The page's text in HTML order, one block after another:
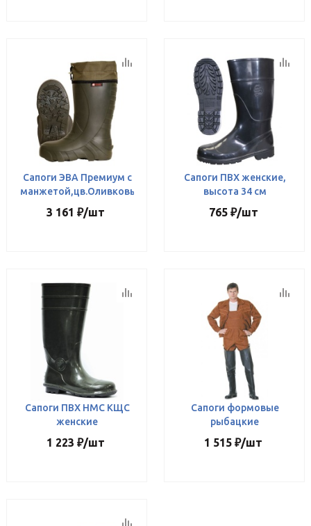
Сапоги ЭВА Премиум с
манжетой,цв.Оливковый
3 161 ₽/шт
Сапоги ПВХ женские,
высота 34 см
765₽/шт
Сапоги ПВХ НМС КЩС
женские
1 223 ₽/шт
Сапоги формовые
рыбацкие
1 515 ₽/шт